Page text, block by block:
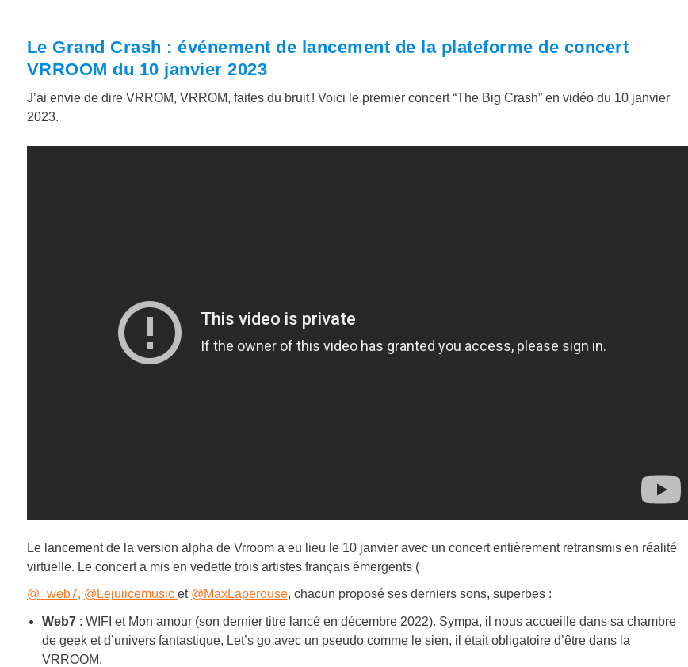
Le Grand Crash : événement de lancement de la plateforme de concert
VRROOM du 10 janvier 2023
J’ai envie de dire VRROM, VRROM, faites du bruit ! Voici le premier concert “The Big Crash” en vidéo du 10 janvier
2023.
Le lancement de la version alpha de Vrroom a eu lieu le 10 janvier avec un concert entièrement retransmis en réalité
virtuelle. Le concert a mis en vedette trois artistes français émergents (
@_web7, @Lejuiicemusic et @MaxLaperouse, chacun proposé ses derniers sons, superbes :
Web7: WIFI et Mon amour (son dernier titre lancé en décembre 2022). Sympa, il nous accueille dans sa chambre
de geek et d’univers fantastique, Let’s go avec un pseudo comme le sien, il était obligatoire d’être dans la
VRROOM.